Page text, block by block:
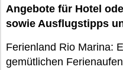
Angebote für Hotel
sowie Ausflugstipps
Ferienland Rio Marina:
gemütlichen